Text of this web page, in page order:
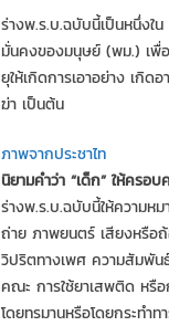
ร่างพ.ร.บ.ฉบับนี้เป็นหนึ่งใ
มั่นคงของมนุษย์ (พม.) เพื่
ยุให้เกิดการเอาอย่าง เกิ
ฆ่า เป็นต้น
ภาพจากประชาไท
นิยามคำว่า “เด็ก” ให้ครอ
ร่างพ.ร.บ.ฉบับนี้ให้ความห
ถ่าย ภาพยนตร์ เสียงหรือ
วิปริตทางเพศ ความสัมพัน
คณะ การใช้ยาเสพติด หรื
โดยทรมานหรือโดยกระทำท